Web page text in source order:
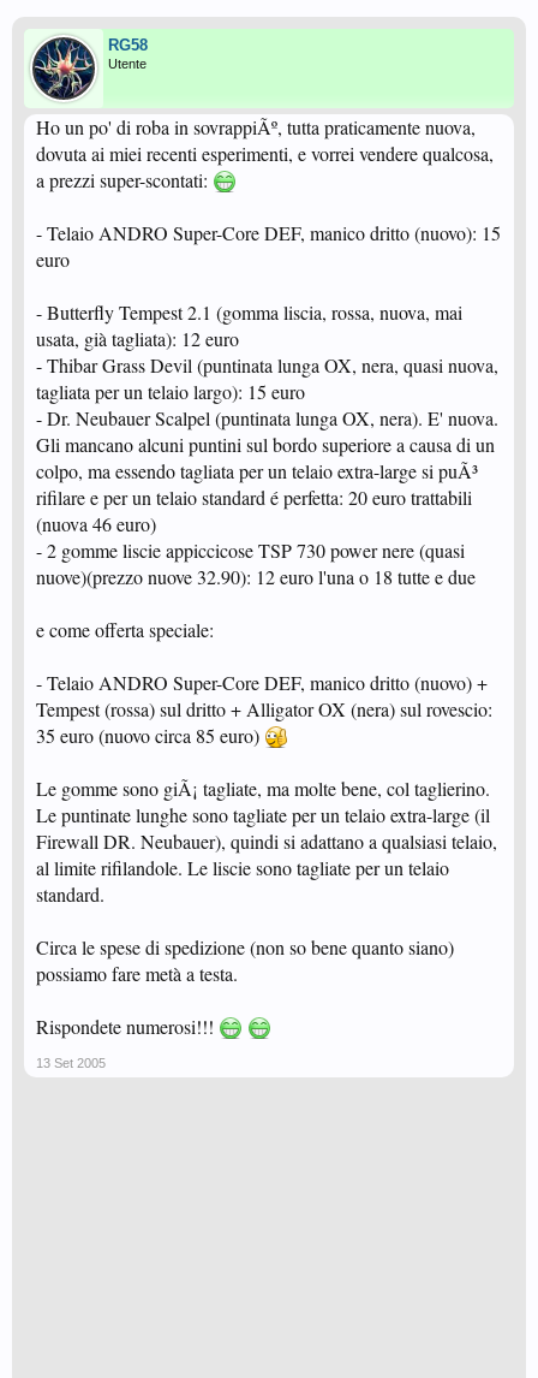
RG58
Utente
Ho un po' di roba in sovrappiÃº, tutta praticamente nuova,
dovuta ai miei recenti esperimenti, e vorrei vendere qualcosa,
a prezzi super-scontati:
- Telaio ANDRO Super-Core DEF, manico dritto (nuovo): 15
euro
- Butterfly Tempest 2.1 (gomma liscia, rossa, nuova, mai
usata, già tagliata): 12 euro
- Thibar Grass Devil (puntinata lunga OX, nera, quasi nuova,
tagliata per un telaio largo): 15 euro
- Dr. Neubauer Scalpel (puntinata lunga OX, nera). E' nuova.
Gli mancano alcuni puntini sul bordo superiore a causa di un
colpo, ma essendo tagliata per un telaio extra-large si puÃ³
rifilare e per un telaio standard é perfetta: 20 euro trattabili
(nuova 46 euro)
- 2 gomme liscie appiccicose TSP 730 power nere (quasi
nuove)(prezzo nuove 32.90): 12 euro l'una o 18 tutte e due
e come offerta speciale:
- Telaio ANDRO Super-Core DEF, manico dritto (nuovo) +
Tempest (rossa) sul dritto + Alligator OX (nera) sul rovescio:
35 euro (nuovo circa 85 euro)
Le gomme sono giÃ¡ tagliate, ma molte bene, col taglierino.
Le puntinate lunghe sono tagliate per un telaio extra-large (il
Firewall DR. Neubauer), quindi si adattano a qualsiasi telaio,
al limite rifilandole. Le liscie sono tagliate per un telaio
standard.
Circa le spese di spedizione (non so bene quanto siano)
possiamo fare metà a testa.
Rispondete numerosi!!!
13 Set 2005